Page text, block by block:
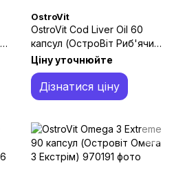
OstroVit
OstroVit Cod Liver Oil 60
капсул (ОстроВіт Риб'ячий
жир з печінки тріски)
Ціну уточнюйте
Дізнатися ціну